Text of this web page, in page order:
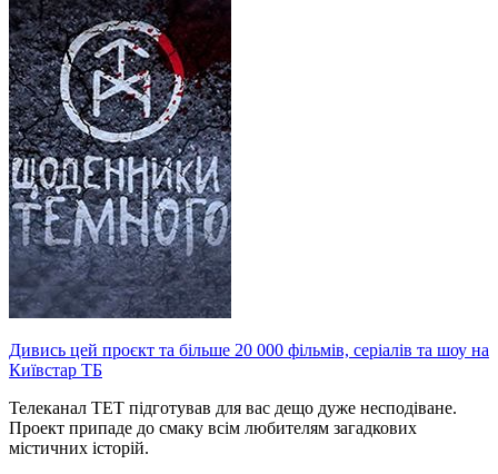
Дивись цей проєкт та більше 20 000 фільмів, серіалів та шоу на
Київстар ТБ
Телеканал ТЕТ підготував для вас дещо дуже несподіване.
Проект припаде до смаку всім любителям загадкових
містичних історій.